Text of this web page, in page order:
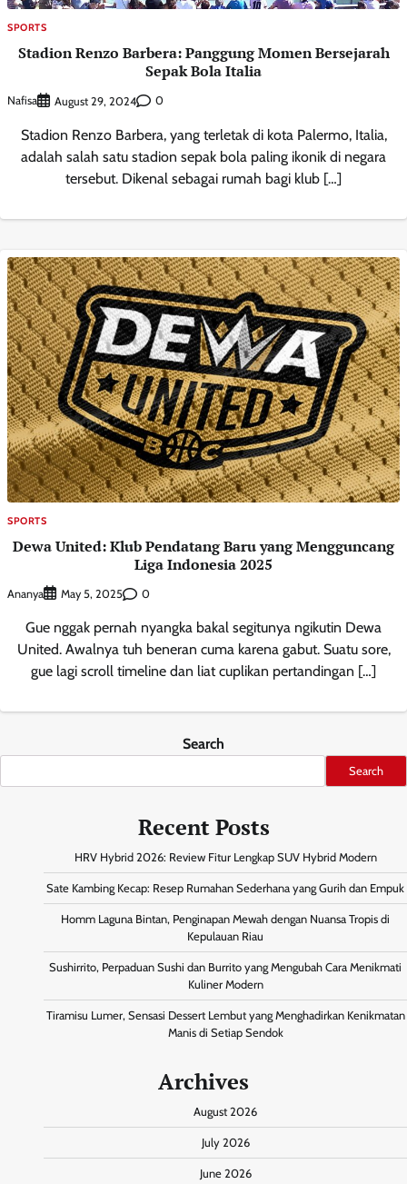
SPORTS
Stadion Renzo Barbera: Panggung Momen Bersejarah
Sepak Bola Italia
Nafisa August 29, 2024 0
Stadion Renzo Barbera, yang terletak di kota Palermo, Italia,
adalah salah satu stadion sepak bola paling ikonik di negara
tersebut. Dikenal sebagai rumah bagi klub […]
SPORTS
Dewa United: Klub Pendatang Baru yang Mengguncang
Liga Indonesia 2025
Ananya May 5, 2025 0
Gue nggak pernah nyangka bakal segitunya ngikutin Dewa
United. Awalnya tuh beneran cuma karena gabut. Suatu sore,
gue lagi scroll timeline dan liat cuplikan pertandingan […]
Search
Search
Recent Posts
HRV Hybrid 2026: Review Fitur Lengkap SUV Hybrid Modern
Sate Kambing Kecap: Resep Rumahan Sederhana yang Gurih dan Empuk
Homm Laguna Bintan, Penginapan Mewah dengan Nuansa Tropis di
Kepulauan Riau
Sushirrito, Perpaduan Sushi dan Burrito yang Mengubah Cara Menikmati
Kuliner Modern
Tiramisu Lumer, Sensasi Dessert Lembut yang Menghadirkan Kenikmatan
Manis di Setiap Sendok
Archives
August 2026
July 2026
June 2026